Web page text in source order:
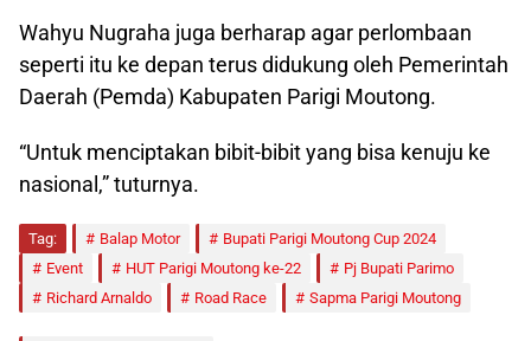
Wahyu Nugraha juga berharap agar perlombaan
seperti itu ke depan terus didukung oleh Pemerintah
Daerah (Pemda) Kabupaten Parigi Moutong.
“Untuk menciptakan bibit-bibit yang bisa kenuju ke
nasional,” tuturnya.
Tag: Balap Motor
Bupati Parigi Moutong Cup 2024
Event
HUT Parigi Moutong ke-22
Pj Bupati Parimo
Richard Arnaldo
Road Race Sapma Parigi Moutong